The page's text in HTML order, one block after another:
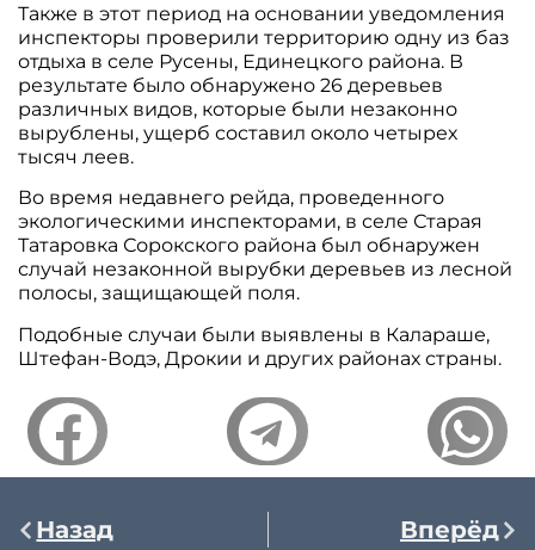
Также в этот период на основании уведомления
инспекторы проверили территорию одну из баз
отдыха в селе Русены, Единецкого района. В
результате было обнаружено 26 деревьев
различных видов, которые были незаконно
вырублены, ущерб составил около четырех
тысяч леев.
Во время недавнего рейда, проведенного
экологическими инспекторами, в селе Старая
Татаровка Сорокского района был обнаружен
случай незаконной вырубки деревьев из лесной
полосы, защищающей поля.
Подобные случаи были выявлены в Калараше,
Штефан-Водэ, Дрокии и других районах страны.
Назад Вперёд